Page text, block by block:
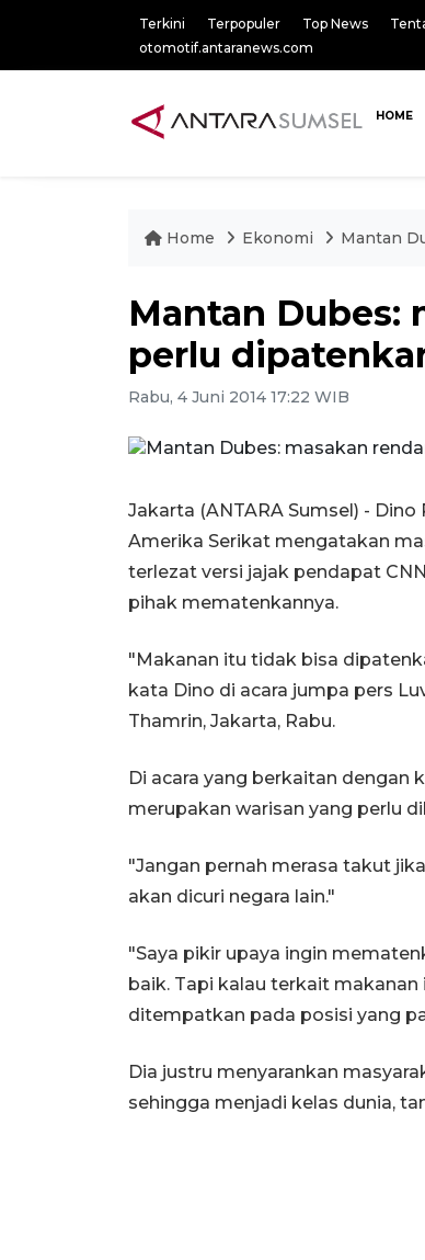
Terkini Terpopuler Top News
otomotif.antaranews.com
HOME
Home Ekonomi Mantan
Mantan Dubes:
perlu
Rabu, 4 Juni 2014 17:22 WIB
Jakarta (ANTARA Sumsel) -
Amerika Serikat mengatakan
terlezat versi jajak pendapat
pihak mematenkannya.
"Makanan itu tidak bisa
kata Dino di acara jumpa pers
Thamrin, Jakarta, Rabu.
Di acara yang berkaitan dengan
merupakan warisan yang perlu
"Jangan pernah merasa takut
akan dicuri negara lain."
"Saya pikir upaya ingin
baik. Tapi kalau terkait
ditempatkan pada posisi yang
Dia justru menyarankan
sehingga menjadi kelas dunia,